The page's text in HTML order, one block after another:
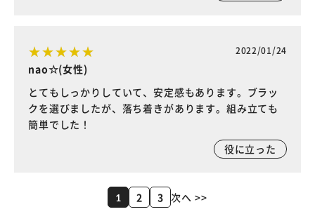
2022/01/24
nao☆(女性)
とてもしっかりしていて、安定感もあります。ブラッ
クを選びましたが、落ち着きがあります。組み立ても
簡単でした！
役に立った
1 2 3 次へ >>